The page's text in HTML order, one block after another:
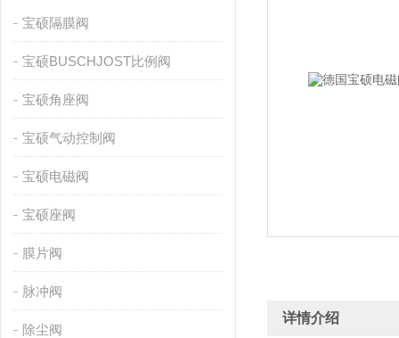
宝硕隔膜阀
宝硕BUSCHJOST比例阀
宝硕角座阀
宝硕气动控制阀
宝硕电磁阀
宝硕座阀
膜片阀
脉冲阀
除尘阀
详情介绍